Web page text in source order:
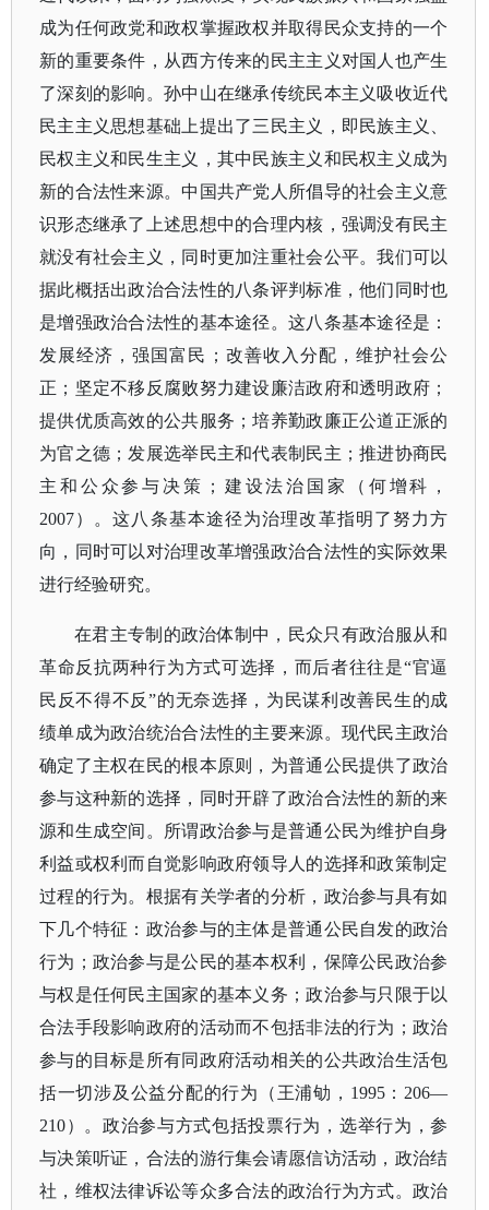
成为任何政党和政权掌握政权并取得民众支持的一个
新的重要条件，从西方传来的民主主义对国人也产生
了深刻的影响。孙中山在继承传统民本主义吸收近代
民主主义思想基础上提出了三民主义，即民族主义、
民权主义和民生主义，其中民族主义和民权主义成为
新的合法性来源。中国共产党人所倡导的社会主义意
识形态继承了上述思想中的合理内核，强调没有民主
就没有社会主义，同时更加注重社会公平。我们可以
据此概括出政治合法性的八条评判标准，他们同时也
是增强政治合法性的基本途径。这八条基本途径是：
发展经济，强国富民；改善收入分配，维护社会公
正；坚定不移反腐败努力建设廉洁政府和透明政府；
提供优质高效的公共服务；培养勤政廉正公道正派的
为官之德；发展选举民主和代表制民主；推进协商民
主和公众参与决策；建设法治国家（何增科，
2007）。这八条基本途径为治理改革指明了努力方
向，同时可以对治理改革增强政治合法性的实际效果
进行经验研究。
在君主专制的政治体制中，民众只有政治服从和
革命反抗两种行为方式可选择，而后者往往是“官逼
民反不得不反”的无奈选择，为民谋利改善民生的成
绩单成为政治统治合法性的主要来源。现代民主政治
确定了主权在民的根本原则，为普通公民提供了政治
参与这种新的选择，同时开辟了政治合法性的新的来
源和生成空间。所谓政治参与是普通公民为维护自身
利益或权利而自觉影响政府领导人的选择和政策制定
过程的行为。根据有关学者的分析，政治参与具有如
下几个特征：政治参与的主体是普通公民自发的政治
行为；政治参与是公民的基本权利，保障公民政治参
与权是任何民主国家的基本义务；政治参与只限于以
合法手段影响政府的活动而不包括非法的行为；政治
参与的目标是所有同政府活动相关的公共政治生活包
括一切涉及公益分配的行为（王浦劬，1995：206—
210）。政治参与方式包括投票行为，选举行为，参
与决策听证，合法的游行集会请愿信访活动，政治结
社，维权法律诉讼等众多合法的政治行为方式。政治